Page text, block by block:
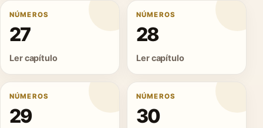
NÚMEROS
27
Ler capítulo
NÚMEROS
28
Ler capítulo
NÚMEROS
29
NÚMEROS
30